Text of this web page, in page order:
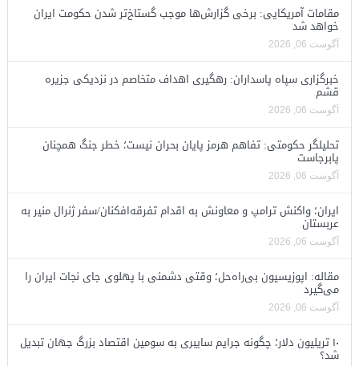
مقامات آمریکایی: برخی گزارش‌ها موجب گستاخ‌تر شدن حکومت ایران
خواهد شد
آگوست 06, 2026
خبرگزاری سپاه پاسداران: رهگیری اهداف متخاصم در نزدیکی جزیره
قشم
آگوست 06, 2026
تحلیلگر حکومتی: تفاهم هرمز پایان بحران نیست؛ خطر جنگ همچنان
پابرجاست
آگوست 06, 2026
ایران؛ واکنش ترامپ و معاونش به اقدام تفرقه‌افکنان/سفر ژنرال منیر به
عربستان
آگوست 06, 2026
مقاله: اپوزیسیون بی‌راه‌حل؛ وقتی دشمنی با پهلوی جای نجات ایران را
می‌گیرد
آگوست 06, 2026
۱۰ تریلیون دلار؛ چگونه جرایم سایبری به سومین اقتصاد بزرگ جهان تبدیل
شد؟